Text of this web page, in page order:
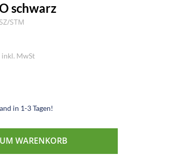
schwarz
STM
inkl. MwSt
in 1-3 Tagen!
WARENKORB